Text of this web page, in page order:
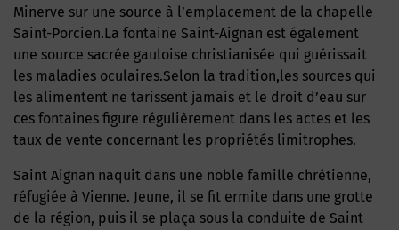
Minerve sur une source à l’emplacement de la chapelle
Saint-Porcien.La fontaine Saint-Aignan est également
une source sacrée gauloise christianisée qui guérissait
les maladies oculaires.Selon la tradition,les sources qui
les alimentent ne tarissent jamais et le droit d’eau sur
ces fontaines figure régulièrement dans les actes et les
taux de vente concernant les propriétés limitrophes.
Saint Aignan naquit dans une noble famille chrétienne,
réfugiée à Vienne. Jeune, il se fit ermite dans une grotte
de la région, puis il se plaça sous la conduite de Saint